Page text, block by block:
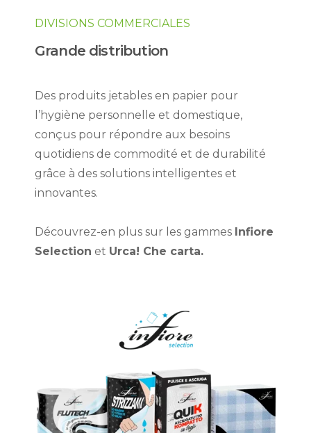
DIVISIONS COMMERCIALES
Grande distribution
Des produits jetables en papier pour
l’hygiène personnelle et domestique,
conçus pour répondre aux besoins
quotidiens de commodité et de durabilité
grâce à des solutions intelligentes et
innovantes.
Découvrez-en plus sur les gammes Infiore
Selection et Urca! Che carta.